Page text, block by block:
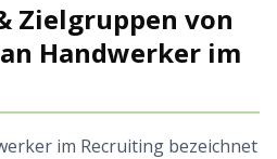
Zielgruppen von
Handwerker im
im Recruiting bezeichnet